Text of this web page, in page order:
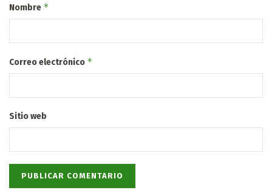
Nombre *
Correo electrónico *
Sitio web